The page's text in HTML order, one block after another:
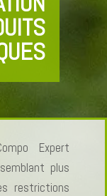
Expert
plus
restrictions